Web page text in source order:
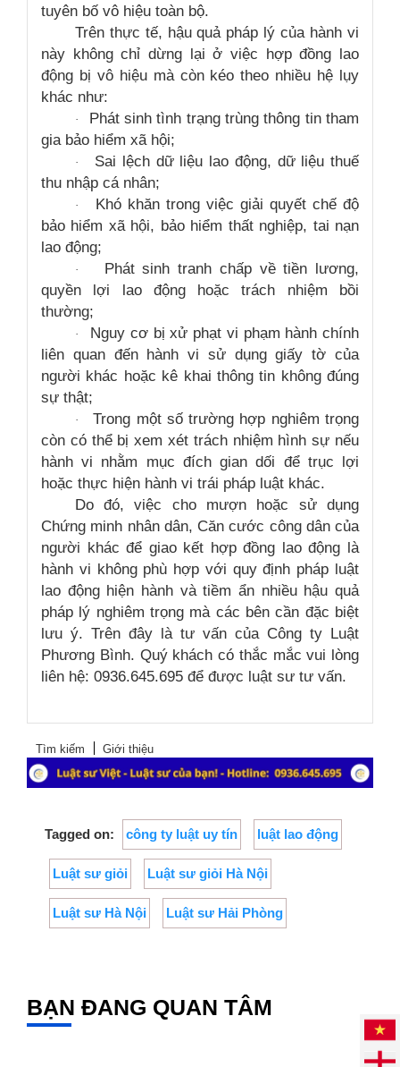
tuyên bố vô hiệu toàn bộ.
Trên thực tế, hậu quả pháp lý của hành vi
này không chỉ dừng lại ở việc hợp đồng lao
động bị vô hiệu mà còn kéo theo nhiều hệ lụy
khác như:
·
Phát sinh tình trạng trùng thông tin tham
gia bảo hiểm xã hội;
·
Sai lệch dữ liệu lao động, dữ liệu thuế
thu nhập cá nhân;
·
Khó khăn trong việc giải quyết chế độ
bảo hiểm xã hội, bảo hiểm thất nghiệp, tai nạn
lao động;
·
Phát sinh tranh chấp về tiền lương,
quyền lợi lao động hoặc trách nhiệm bồi
thường;
·
Nguy cơ bị xử phạt vi phạm hành chính
liên quan đến hành vi sử dụng giấy tờ của
người khác hoặc kê khai thông tin không đúng
sự thật;
·
Trong một số trường hợp nghiêm trọng
còn có thể bị xem xét trách nhiệm hình sự nếu
hành vi nhằm mục đích gian dối để trục lợi
hoặc thực hiện hành vi trái pháp luật khác.
Do đó, việc cho mượn hoặc sử dụng
Chứng minh nhân dân, Căn cước công dân của
người khác để giao kết hợp đồng lao động là
hành vi không phù hợp với quy định pháp luật
lao động hiện hành và tiềm ẩn nhiều hậu quả
pháp lý nghiêm trọng mà các bên cần đặc biệt
lưu ý. Trên đây là tư vấn của Công ty Luật
Phương Bình. Quý khách có thắc mắc vui lòng
liên hệ: 0936.645.695 để được luật sư tư vấn.
Tìm kiếm Giới thiệu
Tagged on: công ty luật uy tín luật lao động
Luật sư giỏi Luật sư giỏi Hà Nội
Luật sư Hà Nội Luật sư Hải Phòng
BẠN ĐANG QUAN TÂM